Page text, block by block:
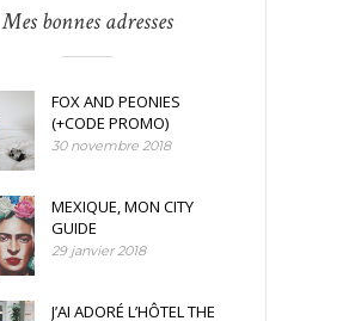
Mes bonnes adresses
FOX AND PEONIES
(+CODE PROMO)
30 novembre 2018
MEXIQUE, MON CITY
GUIDE
29 janvier 2018
J’AI ADORÉ L’HÔTEL THE